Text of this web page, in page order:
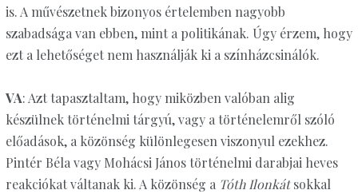
is. A művészetnek bizonyos értelemben nagyobb
szabadsága van ebben, mint a politikának. Úgy érzem, hogy
ezt a lehetőséget nem használják ki a színházcsinálók.
VA: Azt tapasztaltam, hogy miközben valóban alig
készülnek történelmi tárgyú, vagy a történelemről szóló
előadások, a közönség különlegesen viszonyul ezekhez.
Pintér Béla vagy Mohácsi János történelmi darabjai heves
reakciókat váltanak ki. A közönség a Tóth Ilonkátsokkal